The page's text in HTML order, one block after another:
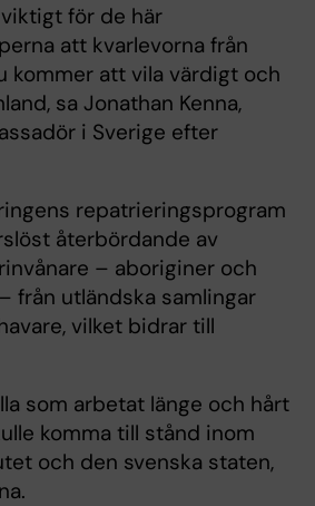
för de här
att kvarlevorna från
kommer att vila värdigt och
sa Jonathan Kenna,
i Sverige efter
repatrieringsprogram
återbördande av
– aboriginer och
från utländska samlingar
vilket bidrar till
som arbetat länge och hårt
komma till stånd inom
och den svenska staten,